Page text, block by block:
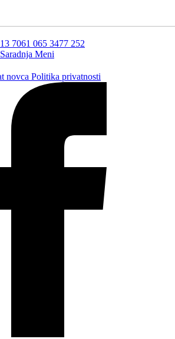
7061 065 3477 252
Saradnja Meni
novca Politika privatnosti